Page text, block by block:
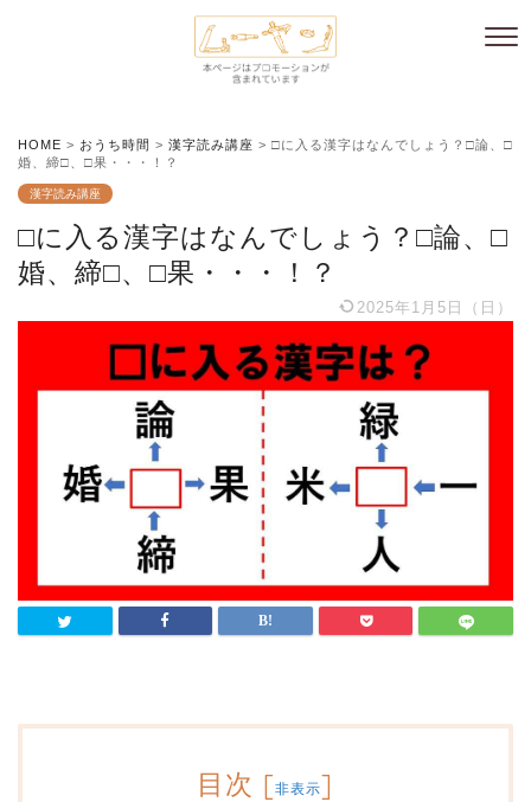
HOME > おうち時間 > 漢字読み講座 > □に入る漢字はなんでしょう？□論、□
婚、締□、□果・・・！？
漢字読み講座
□に入る漢字はなんでしょう？□論、□
婚、締□、□果・・・！？
2025年1月5日（日）
目次 [非表示]